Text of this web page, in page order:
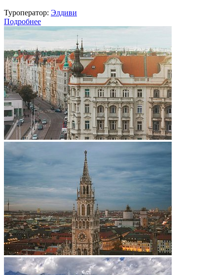
Туроператор: Элдиви
Подробнее